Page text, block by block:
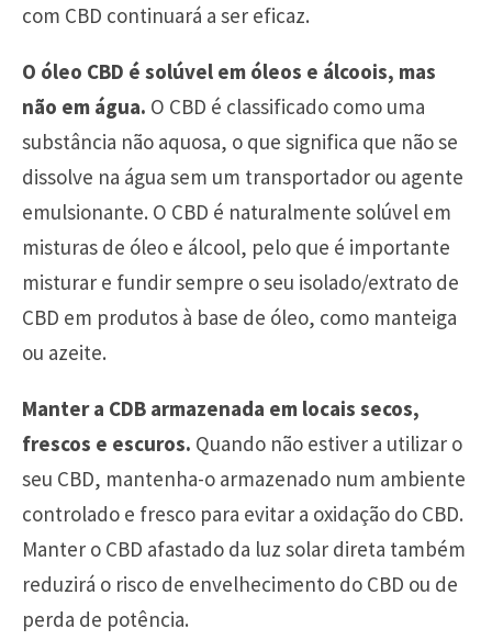
com CBD continuará a ser eficaz.
O óleo CBD é solúvel em óleos e álcoois, mas
não em água. O CBD é classificado como uma
substância não aquosa, o que significa que não se
dissolve na água sem um transportador ou agente
emulsionante. O CBD é naturalmente solúvel em
misturas de óleo e álcool, pelo que é importante
misturar e fundir sempre o seu isolado/extrato de
CBD em produtos à base de óleo, como manteiga
ou azeite.
Manter a CDB armazenada em locais secos,
frescos e escuros. Quando não estiver a utilizar o
seu CBD, mantenha-o armazenado num ambiente
controlado e fresco para evitar a oxidação do CBD.
Manter o CBD afastado da luz solar direta também
reduzirá o risco de envelhecimento do CBD ou de
perda de potência.